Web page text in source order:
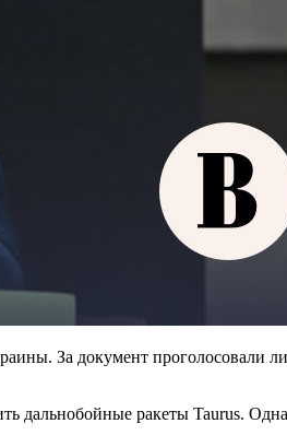
За документ проголосовали
дальнобойные ракеты Taurus.